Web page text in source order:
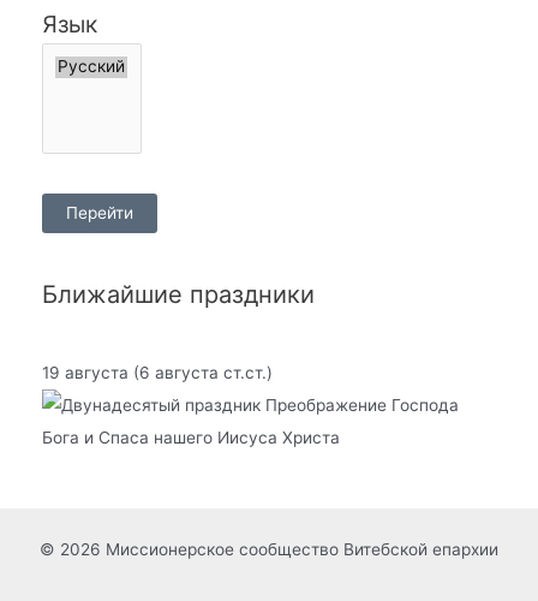
Язык
Ближайшие праздники
19 августа (6 августа ст.ст.)
Преображение Господа
Бога и Спаса нашего Иисуса Христа
© 2026 Миссионерское сообщество Витебской епархии